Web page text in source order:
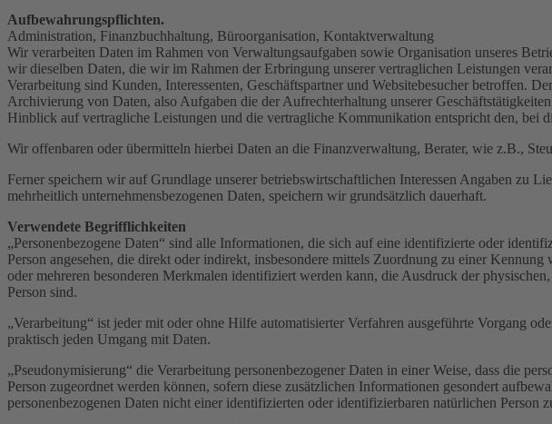
Aufbewahrungspflichten.
Administration, Finanzbuchhaltung, Büroorganisation, Kontaktverwaltung
Wir verarbeiten Daten im Rahmen von Verwaltungsaufgaben sowie Organisation unseres
wir dieselben Daten, die wir im Rahmen der Erbringung unserer vertraglichen Leistungen
Verarbeitung sind Kunden, Interessenten, Geschäftspartner und Websitebesucher betroffen.
Archivierung von Daten, also Aufgaben die der Aufrechterhaltung unserer
Hinblick auf vertragliche Leistungen und die vertragliche Kommunikation entspricht den, bei
Wir offenbaren oder übermitteln hierbei Daten an die Finanzverwaltung, Berater, wie z.B.,
Ferner speichern wir auf Grundlage unserer betriebswirtschaftlichen Interessen Angaben zu
mehrheitlich unternehmensbezogenen Daten, speichern wir grundsätzlich dauerhaft.
Verwendete Begrifflichkeiten
„Personenbezogene Daten“ sind alle Informationen, die sich auf eine identifizierte oder
Person angesehen, die direkt oder indirekt, insbesondere mittels Zuordnung zu einer
oder mehreren besonderen Merkmalen identifiziert werden kann, die Ausdruck der
Person sind.
„Verarbeitung“ ist jeder mit oder ohne Hilfe automatisierter Verfahren ausgeführte Vorgang
praktisch jeden Umgang mit Daten.
„Pseudonymisierung“ die Verarbeitung personenbezogener Daten in einer Weise, dass die
Person zugeordnet werden können, sofern diese zusätzlichen Informationen gesondert
personenbezogenen Daten nicht einer identifizierten oder identifizierbaren natürlichen Person